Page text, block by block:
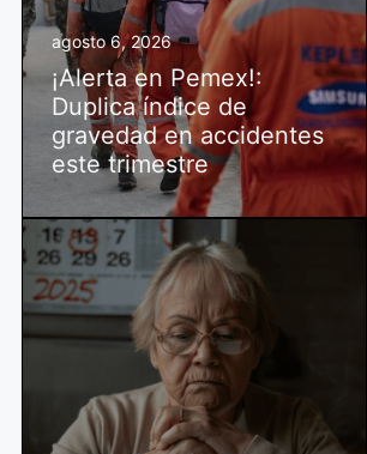
agosto 6, 2026
¡Alerta en Pemex!:
Duplica índice de
gravedad en accidentes
este trimestre